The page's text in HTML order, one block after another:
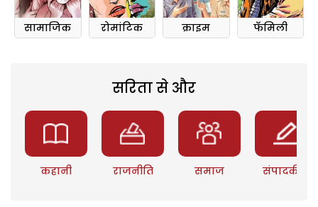
सामाजिक रोमांटिक क्राइम फॅमिली
सरिता से और
कहानी राजनीति समाज संपादकीय